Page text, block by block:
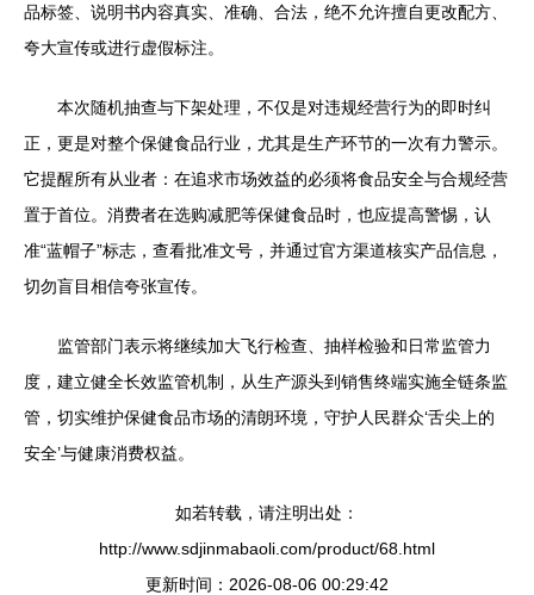
品标签、说明书内容真实、准确、合法，绝不允许擅自更改配方、
夸大宣传或进行虚假标注。
本次随机抽查与下架处理，不仅是对违规经营行为的即时纠
正，更是对整个保健食品行业，尤其是生产环节的一次有力警示。
它提醒所有从业者：在追求市场效益的必须将食品安全与合规经营
置于首位。消费者在选购减肥等保健食品时，也应提高警惕，认
准“蓝帽子”标志，查看批准文号，并通过官方渠道核实产品信息，
切勿盲目相信夸张宣传。
监管部门表示将继续加大飞行检查、抽样检验和日常监管力
度，建立健全长效监管机制，从生产源头到销售终端实施全链条监
管，切实维护保健食品市场的清朗环境，守护人民群众‘舌尖上的
安全’与健康消费权益。
如若转载，请注明出处：
http://www.sdjinmabaoli.com/product/68.html
更新时间：2026-08-06 00:29:42